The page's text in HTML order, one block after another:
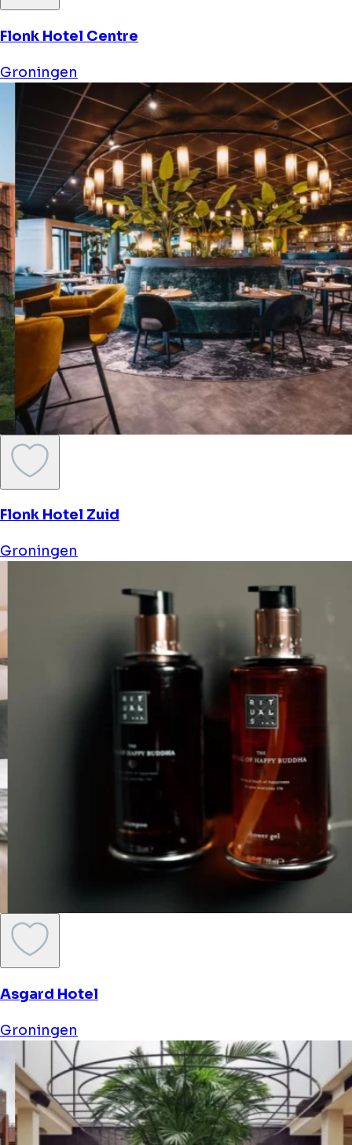
Flonk Hotel Centre
Groningen
Flonk Hotel Zuid
Groningen
Asgard Hotel
Groningen